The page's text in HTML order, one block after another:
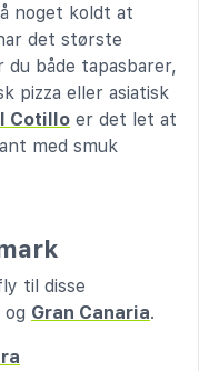
noget koldt at
det største
både tapasbarer,
pizza eller asiatisk
Cotillo er det let at
med smuk
til disse
og Gran Canaria.